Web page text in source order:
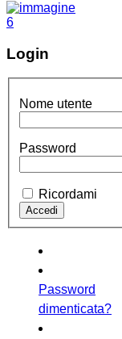
Login
Nome utente
Password
Ricordami
Password
dimenticata?